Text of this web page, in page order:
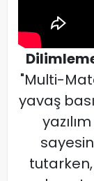
"Multi-
yavaş